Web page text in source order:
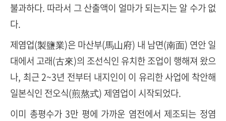
불과하다. 따라서 그 산출액이 얼마가 되는지는 알 수가 없
다.
제염업(製鹽業)은 마산부(馬山府) 내 남면(南面) 연안 일
대에서 고래(古來)의 조선식인 유치한 조업이 행해져 왔으
나, 최근 2~3년 전부터 내지인이 이 유리한 사업에 착안해
일본식인 전오식(煎熬式) 제염업이 시작되었다.
이미 총평수가 3만 평에 가까운 염전에서 제조되는 정염